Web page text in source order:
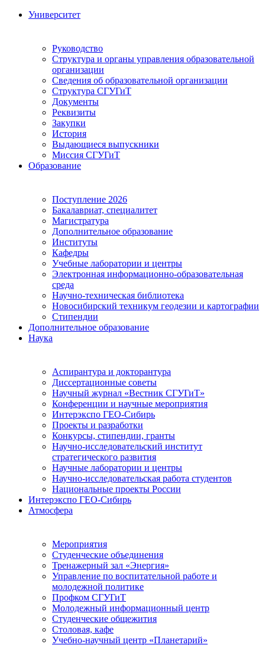
Университет
Руководство
Структура и органы управления образовательной
организации
Сведения об образовательной организации
Структура СГУГиТ
Документы
Реквизиты
Закупки
История
Выдающиеся выпускники
Миссия СГУГиТ
Образование
Поступление 2026
Бакалавриат, специалитет
Магистратура
Дополнительное образование
Институты
Кафедры
Учебные лаборатории и центры
Электронная информационно-образовательная
среда
Научно-техническая библиотека
Новосибирский техникум геодезии и картографии
Стипендии
Дополнительное образование
Наука
Аспирантура и докторантура
Диссертационные советы
Научный журнал «Вестник СГУГиТ»
Конференции и научные мероприятия
Интерэкспо ГЕО-Сибирь
Проекты и разработки
Конкурсы, стипендии, гранты
Научно-исследовательский институт
стратегического развития
Научные лаборатории и центры
Научно-исследовательская работа студентов
Национальные проекты России
Интерэкспо ГЕО-Сибирь
Атмосфера
Мероприятия
Студенческие объединения
Тренажерный зал «Энергия»
Управление по воспитательной работе и
молодежной политике
Профком СГУГиТ
Молодежный информационный центр
Студенческие общежития
Столовая, кафе
Учебно-научный центр «Планетарий»